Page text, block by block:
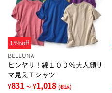
15%off
BELLUNA
ヒンヤリ！綿１００％大人顔サ
マ見えＴシャツ
¥831 ～ ¥1,018 (税込)